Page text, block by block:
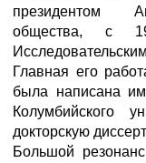
президентом
общества, с
Главная его
была написана
Колумбийского
докторскую
Большой